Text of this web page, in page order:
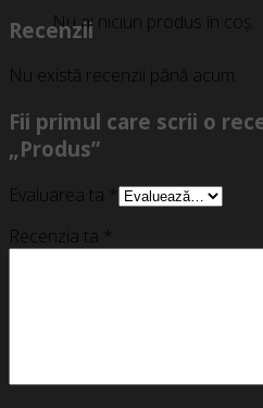
Nu ai niciun produs în coș.
Recenzii
Nu există recenzii până acum.
Fii primul care scrii o
„Produs”
Evaluarea ta *
Recenzia ta *